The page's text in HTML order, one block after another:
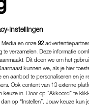
instellingen
en onze 92
te verzamelen. Deze informatie
Dit doen we om het
kunnen we, als je hier
en aanbod te personaliseren en je
Ook content van 13 externe
keuze in. Door op "Akkoord" te
op “Instellen”. Jouw keuze kun